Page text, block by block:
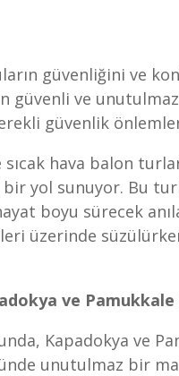
güvenliğini ve
ve unutulmaz
güvenlik
hava balon
yol sunuyor. Bu
boyu sürecek
üzerinde
ve Pamukkale
Kapadokya ve
unutulmaz bir